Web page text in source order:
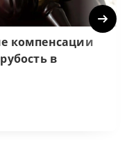
компенсации
в
Next